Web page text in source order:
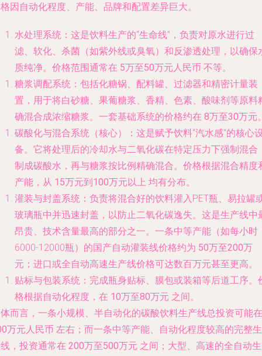
因自动化程度、产能、品牌和配置差异巨大。
水处理系统 ：这是饮料生产的“生命线”，负责对原水进行过
滤、软化、杀菌（如紫外线或臭氧）和反渗透处理，以确保
质纯净。价格范围通常在 5万至50万元人民币 不等。
糖浆调配系统 ：包括化糖锅、配料罐、过滤器和精密计量装
置，用于将白砂糖、果葡糖浆、香精、色素、酸味剂等原料
确混合成浓缩糖浆。一套基础系统的价格约在 8万至30万元
碳酸化与混合系统（核心）
：这是赋予饮料“汽水感”的核心
备。它将处理后的冷却水与二氧化碳在特定压力下强制混合
制成碳酸水，再与糖浆按比例精确混合。价格根据混合精度
产能，从 15万元到100万元以上 均有分布。
灌装与封盖系统 ：负责将混合好的饮料灌入PET瓶、易拉罐
玻璃瓶中并迅速封盖，以防止二氧化碳逸失。这是生产线中
昂贵、技术含量最高的部分之一。一条中等产能（如每小时
6000-12000瓶）的国产自动灌装线价格约为 50万至200万
元 ；进口或全自动高速生产线价格可达数百万元甚至更高。
贴标与包装系统 ：完成瓶身贴标、膜包或装箱等后道工序。
格根据自动化程度，在 10万至80万元 之间。
而言 ，一条小规模、半自动化的碳酸饮料生产线总投资可能在
万元人民币 左右；而一条中等产能、自动化程度较高的完整生
，投资通常在 200万至500万元 之间；大型、高速的全自动